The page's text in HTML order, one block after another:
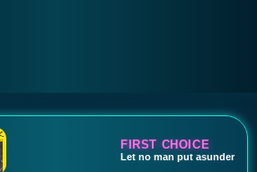
FIRST CHOICE
Let no man put asunder